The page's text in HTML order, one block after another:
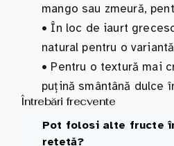
mango sau zmeură,
• În loc de iaurt
natural pentru o
• Pentru o textură mai
puțină smântână dulce
Întrebări frecvente
Pot folosi alte fructe
rețetă?